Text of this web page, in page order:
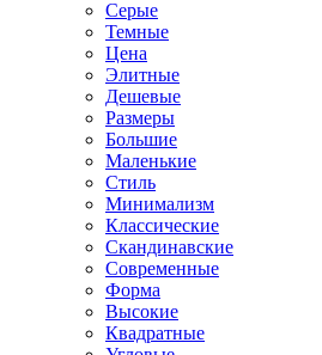
Серые
Темные
Цена
Элитные
Дешевые
Размеры
Большие
Маленькие
Стиль
Минимализм
Классические
Скандинавские
Современные
Форма
Высокие
Квадратные